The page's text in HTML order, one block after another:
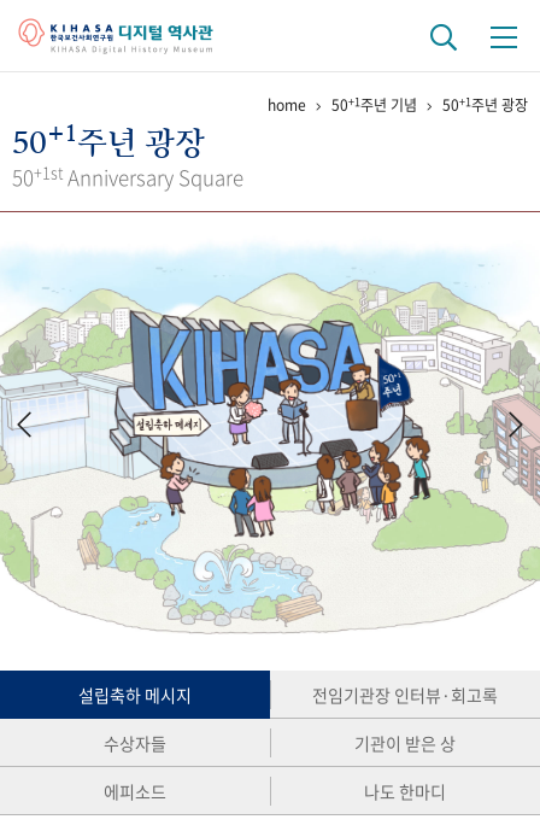
걸어온 길 기관 변천사
키워드로 보는 연구 역사
연구자들
간행물 변천사
기록물 아카이브
사진 아카이브 문서 기록물 행정박물 영상 기록물
50+1 주년 기념
성과 50선 숫자로 보는 50년 50
주년 광장
세계와 함께 한 KIHASA
VR 역사관
home 50+1주년 기념 50+1주년 광장
50+1주년 광장
50+1st Anniversary Square
설립축하 메시지
전임기관장 인터뷰·회고록
수상자들
기관이 받은 상
에피소드
나도 한마디